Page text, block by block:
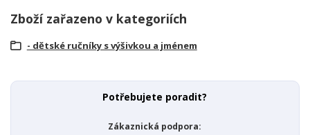
Zboží zařazeno v kategoriích
- dětské ručníky s výšivkou a jménem
Potřebujete poradit?
Zákaznická podpora: